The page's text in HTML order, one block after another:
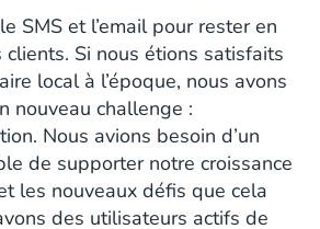
SMS et l’email pour rester en
clients. Si nous étions satisfaits
local à l’époque, nous avons
nouveau challenge :
Nous avions besoin d’un
de supporter notre croissance
les nouveaux défis que cela
des utilisateurs actifs de